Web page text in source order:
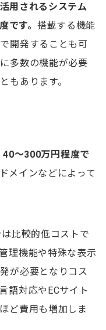
用されるシステム
です。 搭載する機能
開発することも可
多数の機能が必要
もあります。
〜300万円程度で
メインなどによって
比較的低コストで
理機能や特殊な表示
が必要となりコス
語対応やECサイト
ど費用も増加しま